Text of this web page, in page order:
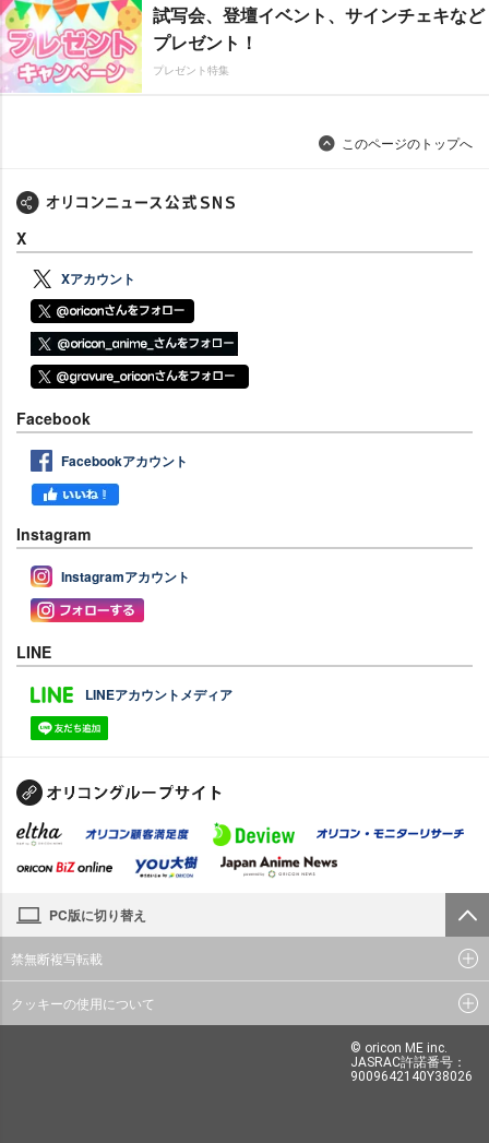
試写会、登壇イベント、サインチェキなど
プレゼント！
プレゼント特集
このページのトップへ
X
Xアカウント
Facebook
Facebookアカウント
Instagram
Instagramアカウント
LINE
LINEアカウントメディア
PC版に切り替え
禁無断複写転載
クッキーの使用について
© oricon ME inc.
JASRAC許諾番号：
9009642140Y38026